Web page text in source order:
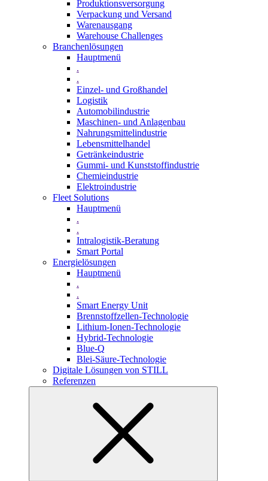
Produktionsversorgung
Verpackung und Versand
Warenausgang
Warehouse Challenges
Branchenlösungen
Hauptmenü
.
.
Einzel- und Großhandel
Logistik
Automobilindustrie
Maschinen- und Anlagenbau
Nahrungsmittelindustrie
Lebensmittelhandel
Getränkeindustrie
Gummi­- und Kunststoffindustrie
Chemieindustrie
Elektroindustrie
Fleet Solutions
Hauptmenü
.
.
Intralogistik-Beratung
Smart Portal
Energielösungen
Hauptmenü
.
.
Smart Energy Unit
Brennstoffzellen-Technologie
Lithium-Ionen-Technologie
Hybrid-Technologie
Blue-Q
Blei-Säure-Technologie
Digitale Lösungen von STILL
Referenzen